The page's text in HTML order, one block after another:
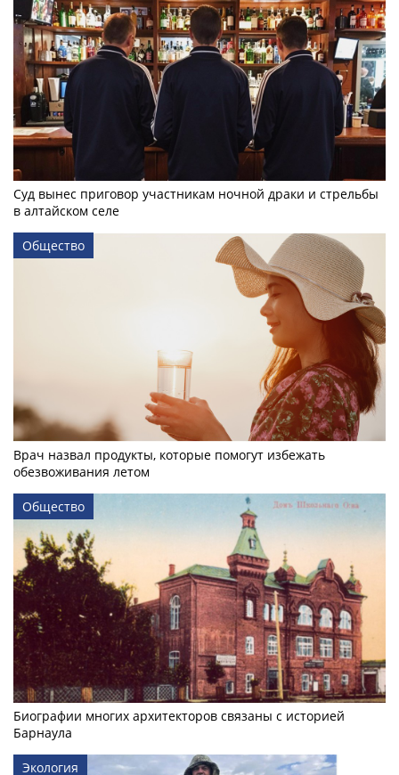
Суд вынес приговор участникам ночной драки и стрельбы
в алтайском селе
Общество
Врач назвал продукты, которые помогут избежать
обезвоживания летом
Общество
Биографии многих архитекторов связаны с историей
Барнаула
Экология